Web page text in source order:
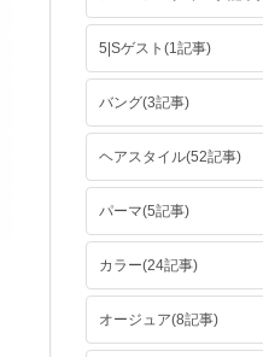
5|Sゲスト(1記事)
バング(3記事)
ヘアスタイル(52記事)
パーマ(5記事)
カラー(24記事)
オージュア(8記事)